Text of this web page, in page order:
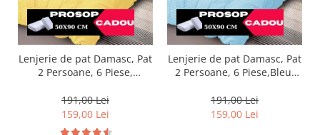
Lenjerie de pat Damasc, Pat
2 Persoane, 6 Piese,
191,00 Lei
159,00 Lei
Lenjerie de pat Damasc, Pat
2 Persoane, 6 Piese,Bleu-
191,00 Lei
159,00 Lei